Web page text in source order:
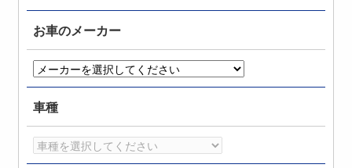
お車のメーカー
車種